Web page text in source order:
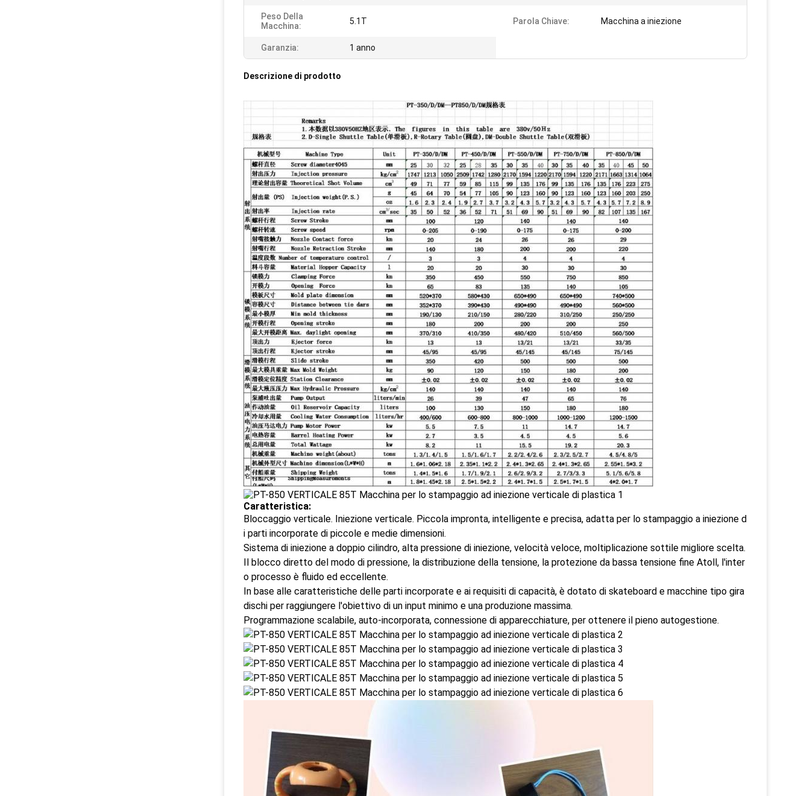
Peso Della
Macchina:
5.1T Parola Chiave: Macchina a iniezione
Garanzia: 1 anno
Descrizione di prodotto
Caratteristica:
Bloccaggio verticale. Iniezione verticale. Piccola impronta, intelligente e precisa, adatta per lo stampaggio a iniezione d
i parti incorporate di piccole e medie dimensioni.
Sistema di iniezione a doppio cilindro, alta pressione di iniezione, velocità veloce, moltiplicazione sottile migliore scelta.
Il blocco diretto del modo di pressione, la distribuzione della tensione, la protezione da bassa tensione fine Atoll, l'inter
o processo è fluido ed eccellente.
In base alle caratteristiche delle parti incorporate e ai requisiti di capacità, è dotato di skateboard e macchine tipo gira
dischi per raggiungere l'obiettivo di un input minimo e una produzione massima.
Programmazione scalabile, auto-incorporata, connessione di apparecchiature, per ottenere il pieno autogestione.